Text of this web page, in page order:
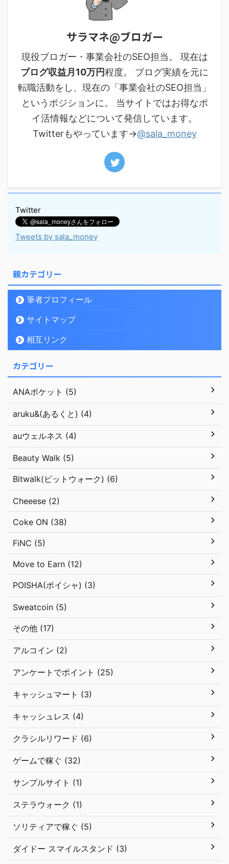
サラマネ@ブロガー
現役ブロガー・事業会社のSEO担当。 現在は
ブログ収益月10万円程度。 ブログ実績を元に
転職活動をし、現在の「事業会社のSEO担当」
というポジションに。 当サイトではお得なポ
イ活情報などについて発信しています。
Twitterもやっています→@sala_money
Twitter
Tweets by sala_money
親カテゴリー
筆者プロフィール
サイトマップ
相互リンク
カテゴリー
ANAポケット (5)
aruku&(あるくと) (4)
auウェルネス (4)
Beauty Walk (5)
Bitwalk(ビットウォーク) (6)
Cheeese (2)
Coke ON (38)
FiNC (5)
Move to Earn (12)
POISHA(ポイシャ) (3)
Sweatcoin (5)
その他 (17)
アルコイン (2)
アンケートでポイント (25)
キャッシュマート (3)
キャッシュレス (4)
クラシルリワード (6)
ゲームで稼ぐ (32)
サンプルサイト (1)
ステラウォーク (1)
ソリティアで稼ぐ (5)
ダイドー スマイルスタンド (3)